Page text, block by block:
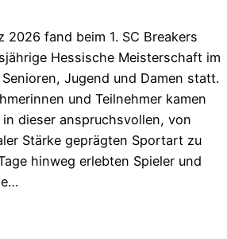
2026 fand beim 1. SC Breakers
Hessische Meisterschaft im
Jugend und Damen statt.
und Teilnehmer kamen
dieser anspruchsvollen, von
Stärke geprägten Sportart zu
hinweg erlebten Spieler und